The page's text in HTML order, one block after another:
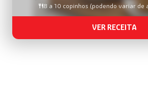
8 a 10 copinhos (podendo variar de
VER RECEITA